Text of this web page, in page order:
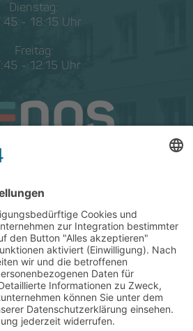
Dienstag:
- 18:15 Uhr
Freitag:
- 12:15 Uhr
Einstellungen
Die Wohnungsgenossenschaft Görlitz eG